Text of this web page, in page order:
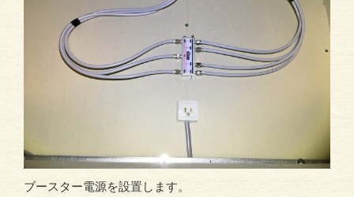
ブースター電源を設置します。